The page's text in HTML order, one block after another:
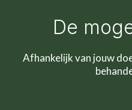
De
Afhankelijk van jouw